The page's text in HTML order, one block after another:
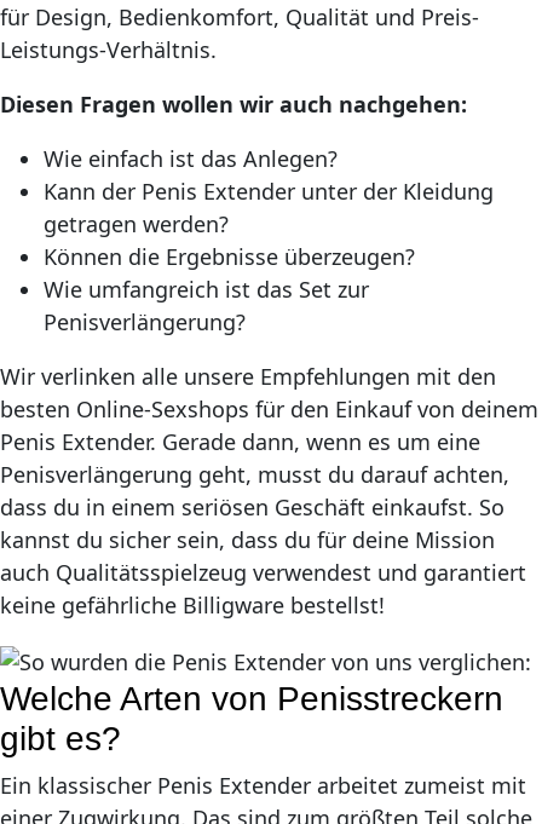
für Design, Bedienkomfort, Qualität und Preis-
Leistungs-Verhältnis.
Diesen Fragen wollen wir auch nachgehen:
Wie einfach ist das Anlegen?
Kann der Penis Extender unter der Kleidung
getragen werden?
Können die Ergebnisse überzeugen?
Wie umfangreich ist das Set zur
Penisverlängerung?
Wir verlinken alle unsere Empfehlungen mit den
besten Online-Sexshops für den Einkauf von deinem
Penis Extender. Gerade dann, wenn es um eine
Penisverlängerung geht, musst du darauf achten,
dass du in einem seriösen Geschäft einkaufst. So
kannst du sicher sein, dass du für deine Mission
auch Qualitätsspielzeug verwendest und garantiert
keine gefährliche Billigware bestellst!
Welche Arten von Penisstreckern
gibt es?
Ein klassischer Penis Extender arbeitet zumeist mit
einer Zugwirkung. Das sind zum größten Teil solche